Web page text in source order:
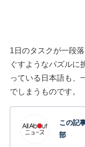
1日のタスクが一段
ぐすようなパズルに
っている日本語も、
でしまうものです。
この記
部